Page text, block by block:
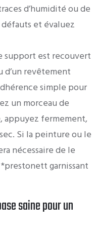
d’humidité ou de
et évaluez
support est recouvert
d’un revêtement
simple pour
un morceau de
appuyez fermement,
Si la peinture ou le
nécessaire de le
garnissant
saine pour un